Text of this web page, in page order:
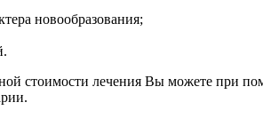
новообразования;
стоимости лечения Вы можете при